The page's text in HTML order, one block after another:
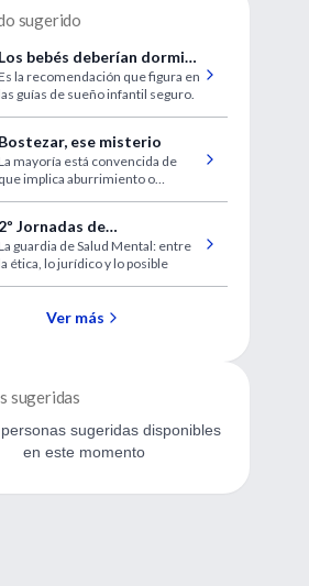
sugerido
Los bebés deberían dormir
arriba
la recomendación que figura en
guías de sueño infantil seguro.
Bostezar, ese misterio
mayoría está convencida de
que implica aburrimiento o
2º Jornadas de
de Guardia
guardia de Salud Mental: entre
ética, lo jurídico y lo posible
Ver más
sugeridas
sugeridas disponibles
en este momento